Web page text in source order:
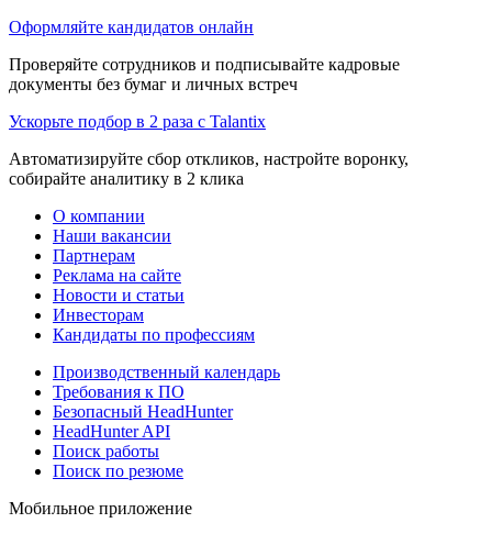
Оформляйте кандидатов онлайн
Проверяйте сотрудников и подписывайте кадровые
документы без бумаг и личных встреч
Ускорьте подбор в 2 раза с Talantix
Автоматизируйте сбор откликов, настройте воронку,
собирайте аналитику в 2 клика
О компании
Наши вакансии
Партнерам
Реклама на сайте
Новости и статьи
Инвесторам
Кандидаты по профессиям
Производственный календарь
Требования к ПО
Безопасный HeadHunter
HeadHunter API
Поиск работы
Поиск по резюме
Мобильное приложение